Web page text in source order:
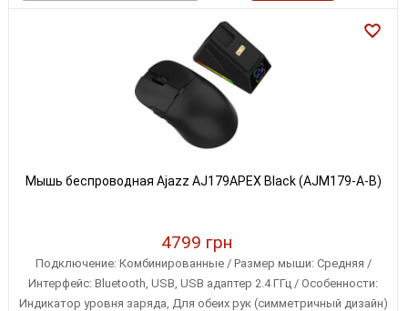
Мышь беспроводная Ajazz AJ179APEX Black (AJM179-A-B)
4799 грн
Подключение: Комбинированные / Размер мыши: Средняя /
Интерфейс: Bluetooth, USB, USB адаптер 2.4 ГГц / Особенности:
Индикатор уровня заряда, Для обеих рук (симметричный дизайн)